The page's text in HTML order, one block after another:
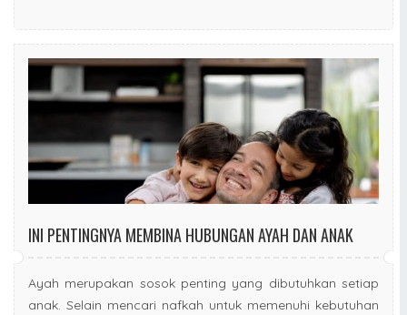
INI PENTINGNYA MEMBINA HUBUNGAN AYAH DAN ANAK
Ayah merupakan sosok penting yang dibutuhkan setiap
anak. Selain mencari nafkah untuk memenuhi kebutuhan